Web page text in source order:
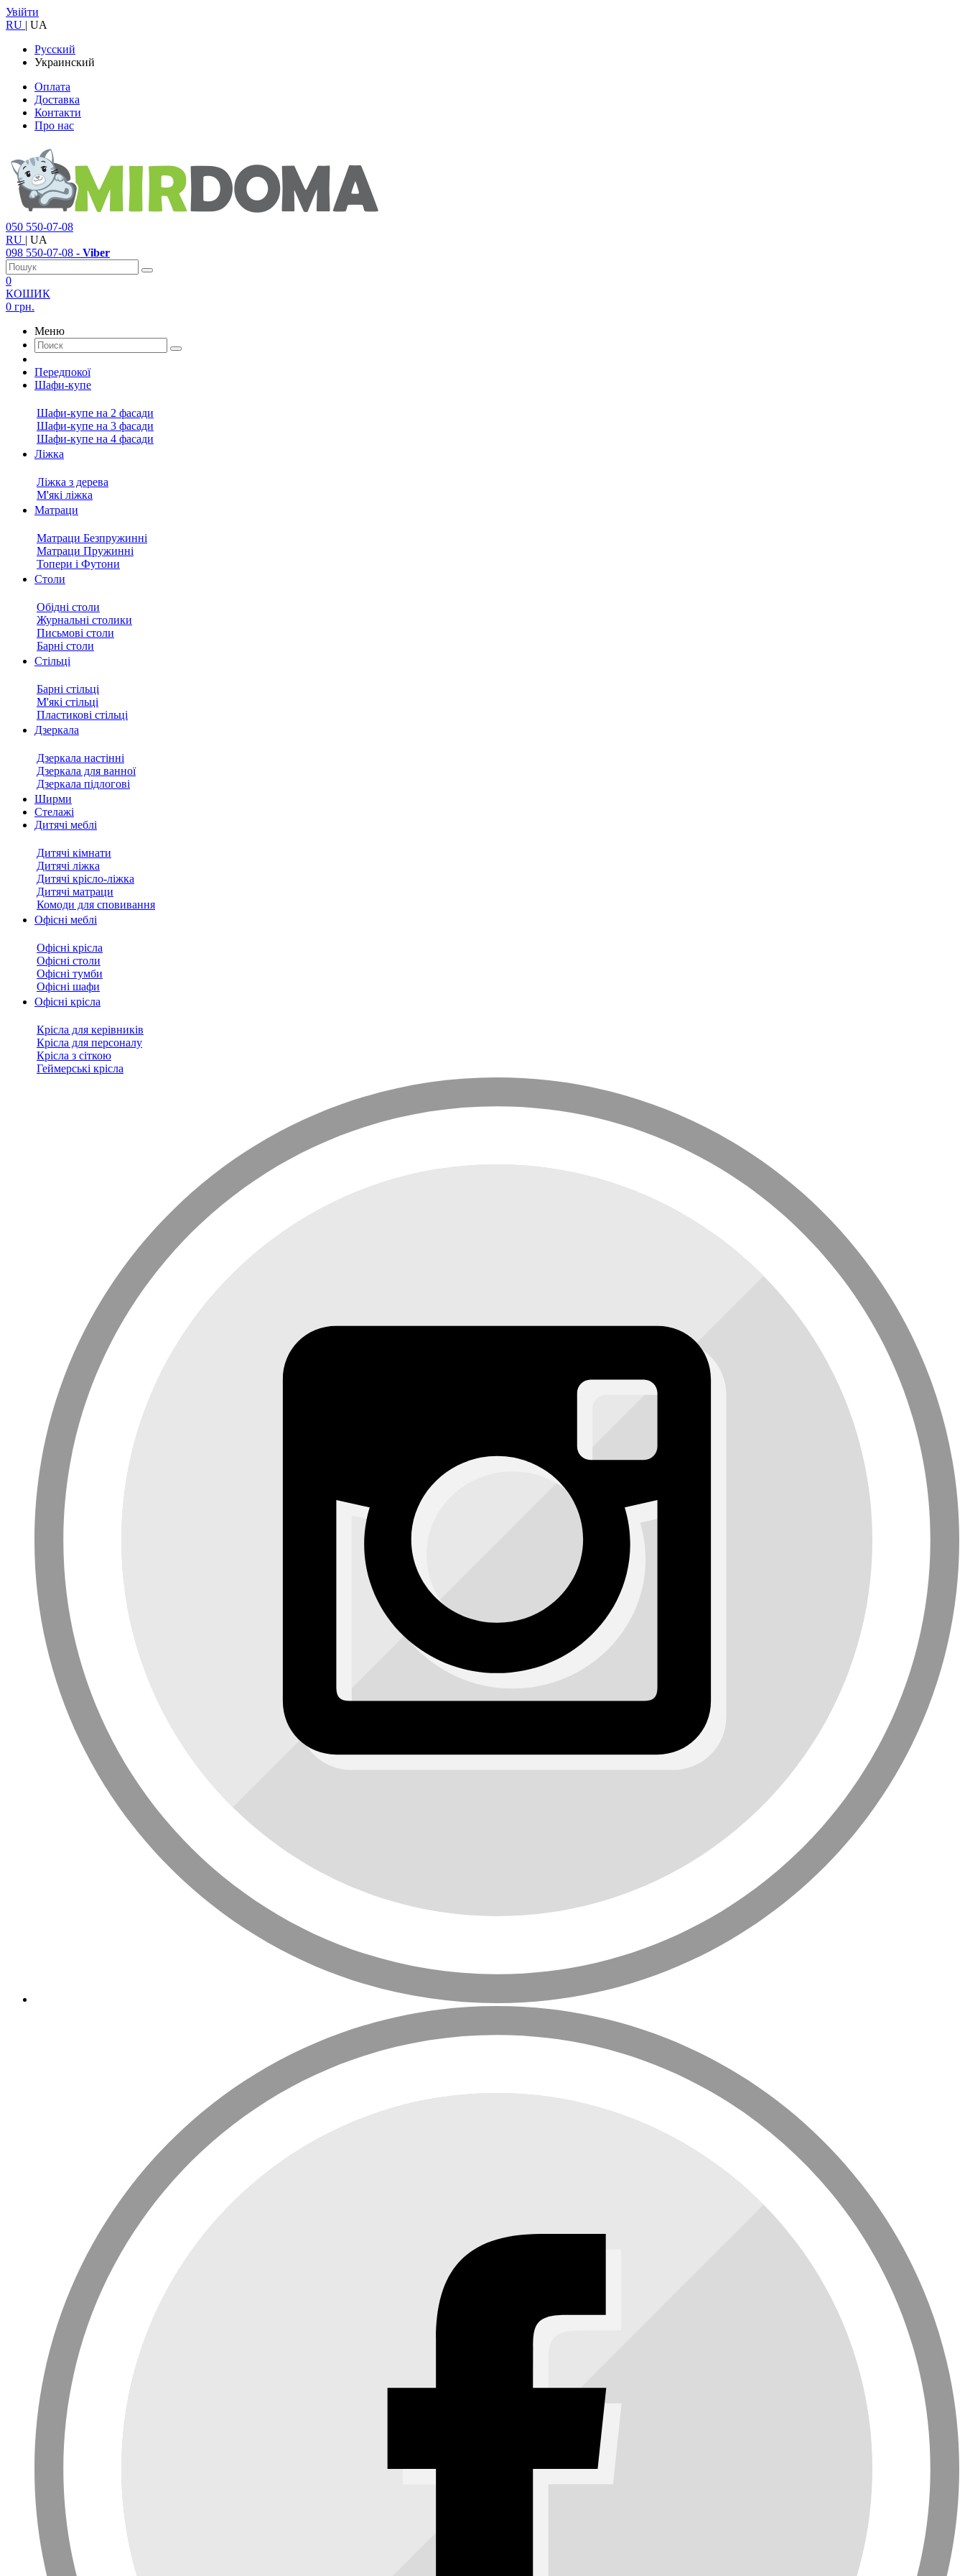
Увійти
RU | UA
Русский
Украинский
Оплата
Доставка
Контакти
Про нас
050 550-07-08
RU | UA
098 550-07-08 - Viber
0
КОШИК
0 грн.
Меню
Передпокої
Шафи-купе
Шафи-купе на 2 фасади
Шафи-купе на 3 фасади
Шафи-купе на 4 фасади
Ліжка
Ліжка з дерева
М'які ліжка
Матраци
Матраци Безпружинні
Матраци Пружинні
Топери і Футони
Столи
Обідні столи
Журнальні столики
Письмові столи
Барні столи
Стільці
Барні стільці
М'які стільці
Пластикові стільці
Дзеркала
Дзеркала настінні
Дзеркала для ванної
Дзеркала підлогові
Ширми
Стелажі
Дитячі меблі
Дитячі кімнати
Дитячі ліжка
Дитячі крісло-ліжка
Дитячі матраци
Комоди для сповивання
Офісні меблі
Офісні крісла
Офісні столи
Офісні тумби
Офісні шафи
Офісні крісла
Крісла для керівників
Крісла для персоналу
Крісла з сіткою
Геймерські крісла